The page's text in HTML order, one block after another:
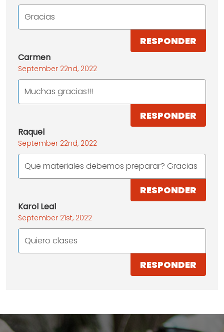
Gracias
RESPONDER
Carmen
September 22nd, 2022
Muchas gracias!!!
RESPONDER
Raquel
September 22nd, 2022
Que materiales debemos preparar? Gracias
RESPONDER
Karol Leal
September 21st, 2022
Quiero clases
RESPONDER